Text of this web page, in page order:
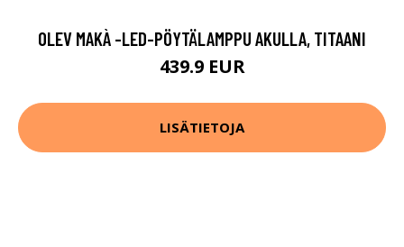
OLEV MAKÀ -LED-PÖYTÄLAMPPU AKULLA, TITAANI
439.9 EUR
LISÄTIETOJA